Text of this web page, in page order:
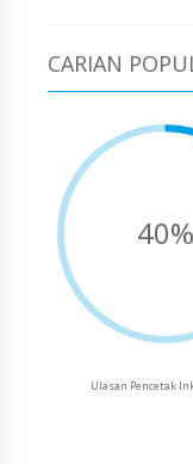
CARIAN
40%
Ulasan Pencetak